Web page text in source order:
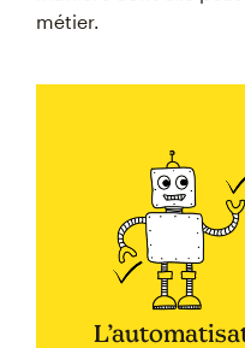
métier.